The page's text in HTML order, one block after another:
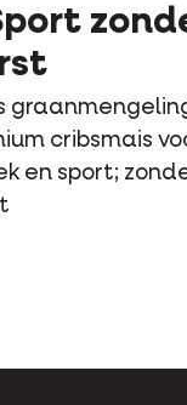
cribsmais
en sport;